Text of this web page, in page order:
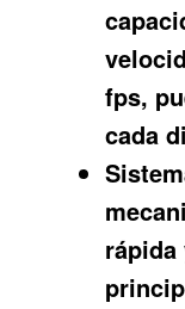
fps,
cada